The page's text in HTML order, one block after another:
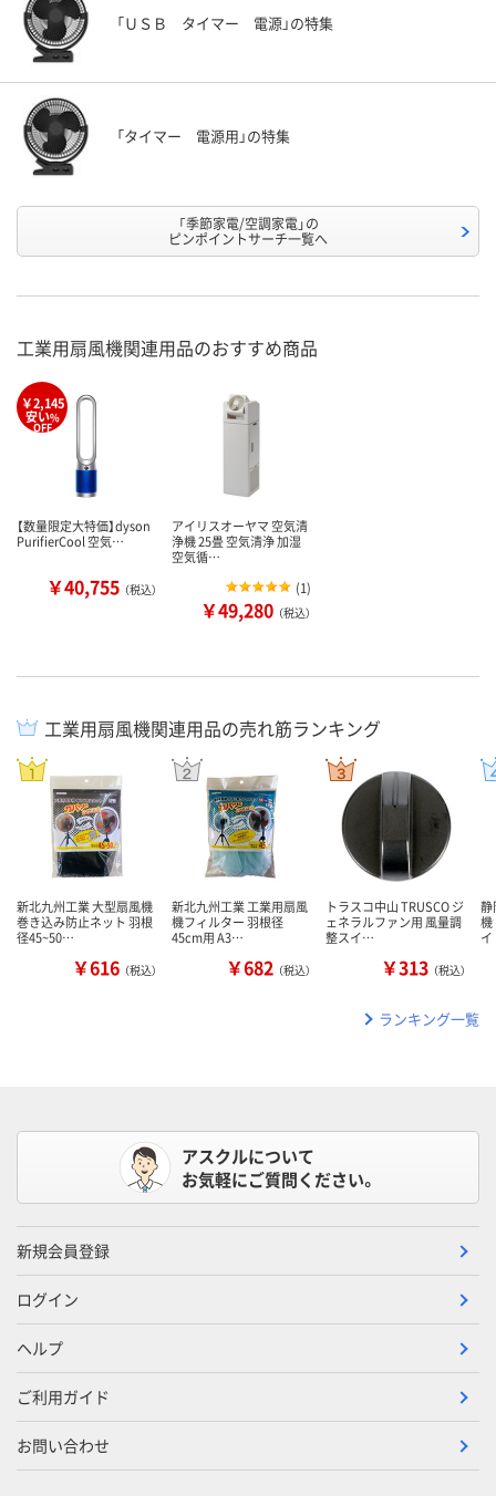
「ＵＳＢ タイマー 電源」の特集
「タイマー 電源用」の特集
「季節家電/空調家電」の
ピンポイントサーチ一覧へ
工業用扇風機関連用品のおすすめ商品
￥2,145
安い%
OFF
【数量限定大特価】dyson
PurifierCool 空気…
￥40,755 （税込）
アイリスオーヤマ 空気清
浄機 25畳 空気清浄 加湿
空気循…
(1)
￥49,280 （税込）
工業用扇風機関連用品の売れ筋ランキング
新北九州工業 大型扇風機
巻き込み防止ネット 羽根
径45~50…
￥616 （税込）
新北九州工業 工業用扇風
機フィルター 羽根径
45cm用 A3…
￥682 （税込）
トラスコ中山 TRUSCO ジ
ェネラルファン用 風量調
整スイ…
￥313 （税込）
静
機
ランキング一覧
アスクルについて
お気軽にご質問ください。
新規会員登録
ログイン
ヘルプ
ご利用ガイド
お問い合わせ